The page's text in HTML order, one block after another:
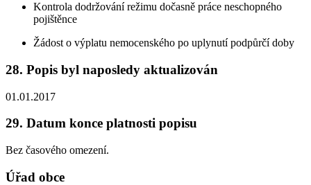
Kontrola dodržování režimu dočasně práce neschopného
pojištěnce
Žádost o výplatu nemocenského po uplynutí podpůrčí doby
28. Popis byl naposledy aktualizován
01.01.2017
29. Datum konce platnosti popisu
Bez časového omezení.
Úřad obce